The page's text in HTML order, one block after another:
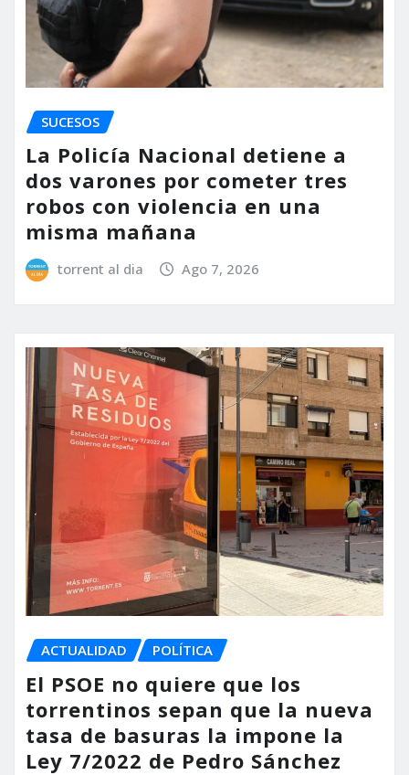
SUCESOS
La Policía Nacional detiene a
dos varones por cometer tres
robos con violencia en una
misma mañana
torrent al dia Ago 7, 2026
ACTUALIDAD POLÍTICA
El PSOE no quiere que los
torrentinos sepan que la nueva
tasa de basuras la impone la
Ley 7/2022 de Pedro Sánchez